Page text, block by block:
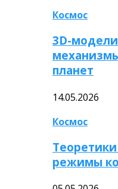
Космос
3D-
планет
14.05.2026
Космос
режимы